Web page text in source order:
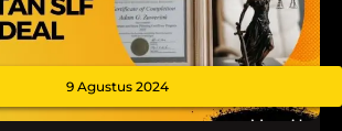
9 Agustus 2024